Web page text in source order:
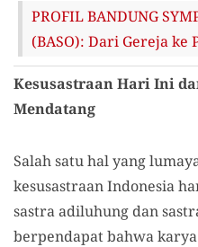
PROFIL BANDUNG
(BASO): Dari Gereja ke
Kesusastraan Hari Ini
Mendatang
Salah satu hal yang
kesusastraan Indonesia
sastra adiluhung dan
berpendapat bahwa